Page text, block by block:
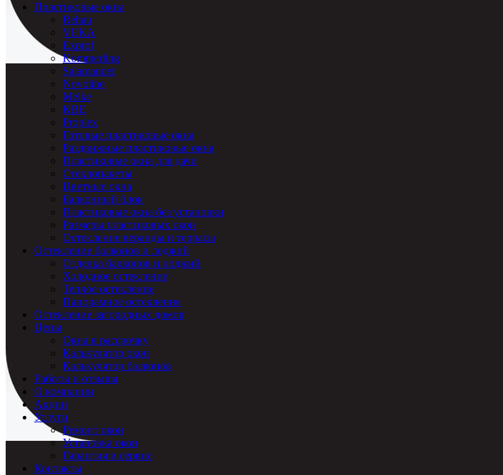
Пластиковые окна
Rehau
VEKA
Exprof
Kommerling
Salamander
Novoline
Melke
KBE
Proplex
Готовые пластиковые окна
Раздвижные пластиковые окна
Пластиковые окна для дачи
Стеклопакеты
Цветные окна
Балконный блок
Пластиковые окна без установки
Размеры пластиковых окон
Остекление веранды и террасы
Остекление балконов и лоджий
Отделка балконов и лоджий
Холодное остекление
Теплое остекление
Панорамное остекление
Остекление загородных домов
Цены
Окна в рассрочку
Калькулятор окон
Калькулятор балконов
Работы и отзывы
О компании
Акции
Услуги
Ремонт окон
Установка окон
Гарантия и сервис
Контакты